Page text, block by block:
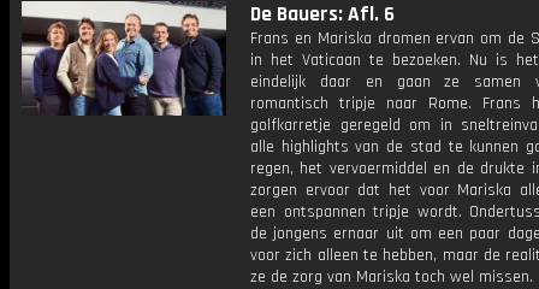
De Bauers: Afl. 6
Frans en Mariska dromen ervan om de
in het Vaticaan te bezoeken. Nu is
eindelijk daar en gaan ze samen
romantisch tripje naar Rome. Frans
golfkarretje geregeld om in
alle highlights van de stad te kunnen
regen, het vervoermiddel en de drukte
zorgen ervoor dat het voor Mariska
een ontspannen tripje wordt.
de jongens ernaar uit om een paar
voor zich alleen te hebben, maar de
ze de zorg van Mariska toch wel missen.